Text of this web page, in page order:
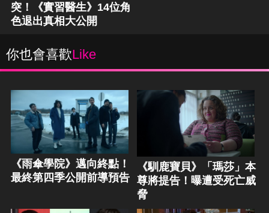
突！《實習醫生》14位角
色退出真相大公開
你也會喜歡Like
《雨傘學院》邁向終點！
最終第四季公開前導預告
《馴鹿寶貝》「瑪莎」本
尊將提告！曝遭受死亡威
脅